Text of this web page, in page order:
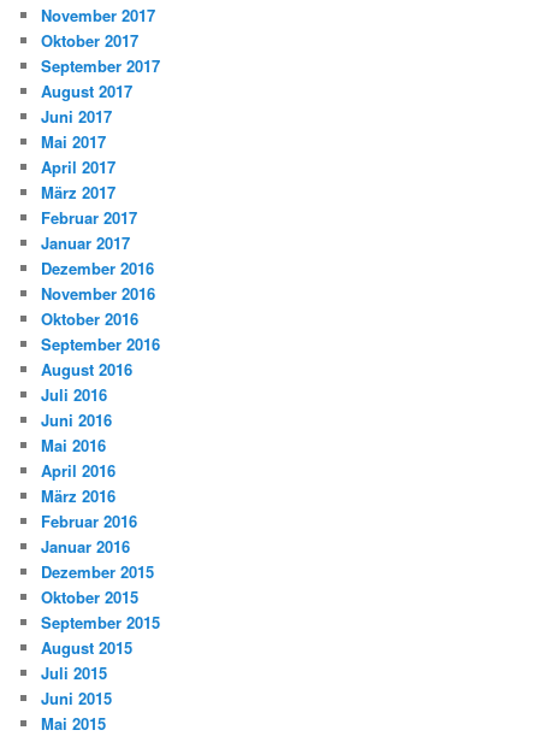
November 2017
Oktober 2017
September 2017
August 2017
Juni 2017
Mai 2017
April 2017
März 2017
Februar 2017
Januar 2017
Dezember 2016
November 2016
Oktober 2016
September 2016
August 2016
Juli 2016
Juni 2016
Mai 2016
April 2016
März 2016
Februar 2016
Januar 2016
Dezember 2015
Oktober 2015
September 2015
August 2015
Juli 2015
Juni 2015
Mai 2015